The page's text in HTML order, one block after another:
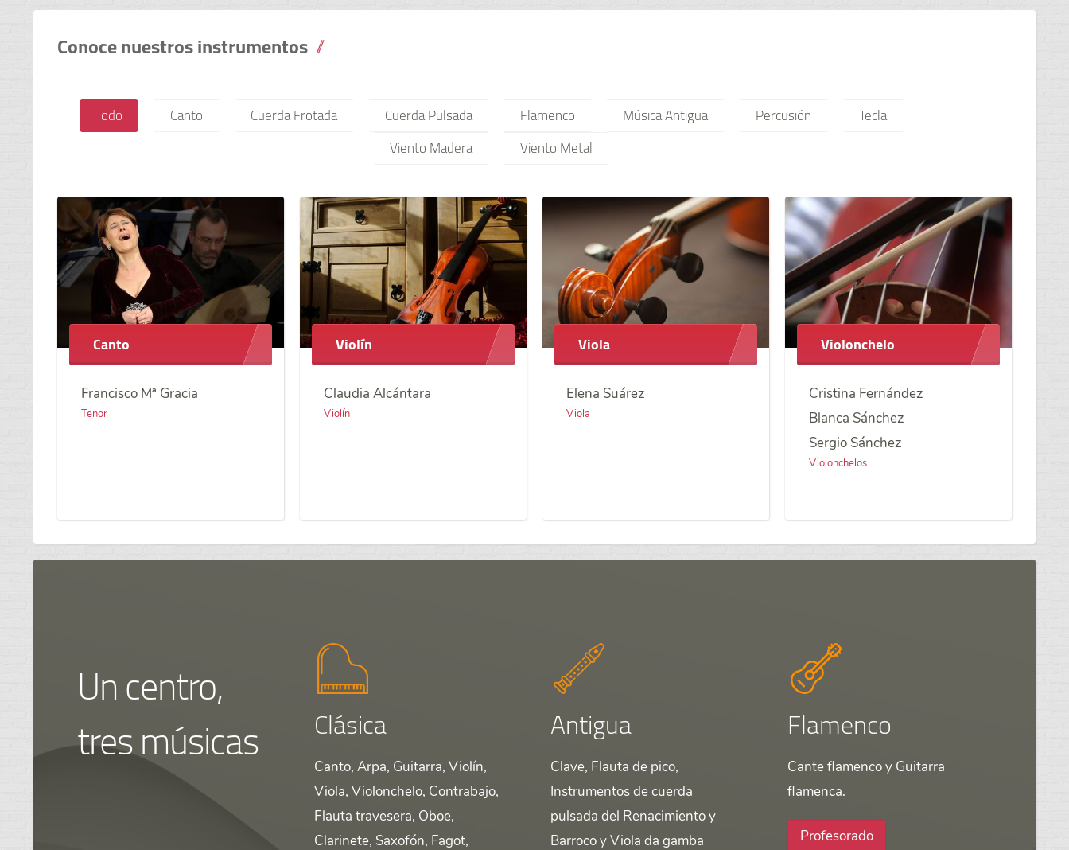
Conoce nuestros instrumentos
Todo Canto Cuerda Frotada Cuerda Pulsada Flamenco Música Antigua Percusión
Tecla
Viento Madera
Viento Metal
Canto
Francisco Mª Gracia
Tenor
Violín
Claudia Alcántara
Violín
Viola
Elena Suárez
Viola
Violonchelo
Cristina Fernández
Blanca Sánchez
Sergio Sánchez
Violonchelos
Un centro,
tres músicas
Clásica
Canto, Arpa, Guitarra, Violín,
Viola, Violonchelo, Contrabajo,
Flauta travesera, Oboe,
Clarinete, Saxofón, Fagot,
Antigua
Clave, Flauta de pico,
Instrumentos de cuerda
pulsada del Renacimiento y
Barroco y Viola da gamba
Flamenco
Cante flamenco y Guitarra
flamenca.
Profesorado